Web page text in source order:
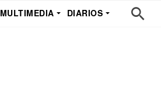
MULTIMEDIA
DIARIOS